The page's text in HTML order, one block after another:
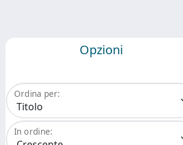
Opzioni
Ordina per:
In ordine: